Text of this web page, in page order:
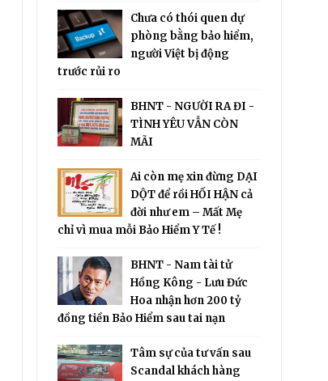
Chưa có thói quen dự
phòng bằng bảo hiểm,
người Việt bị động
trước rủi ro
BHNT - NGƯỜI RA ĐI -
TÌNH YÊU VẪN CÒN
MÃI
Ai còn mẹ xin đừng DẠI
DỘT để rồi HỐI HẬN cả
đời như em – Mất Mẹ
chỉ vì mua mỗi Bảo Hiểm Y Tế !
BHNT - Nam tài tử
Hồng Kông - Lưu Đức
Hoa nhận hơn 200 tỷ
đồng tiền Bảo Hiểm sau tai nạn
Tâm sự của tư vấn sau
Scandal khách hàng